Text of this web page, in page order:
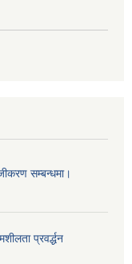
सम्बन्धमा।
प्रवर्द्धन